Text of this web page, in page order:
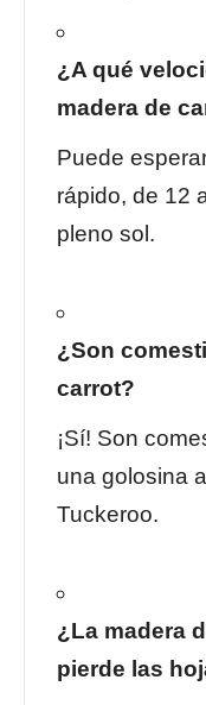
¿A qué
madera de
Puede
rápido, de 12
pleno sol.
¿Son
carrot?
¡Sí! Son
una golosina
Tuckeroo.
¿La madera
pierde las